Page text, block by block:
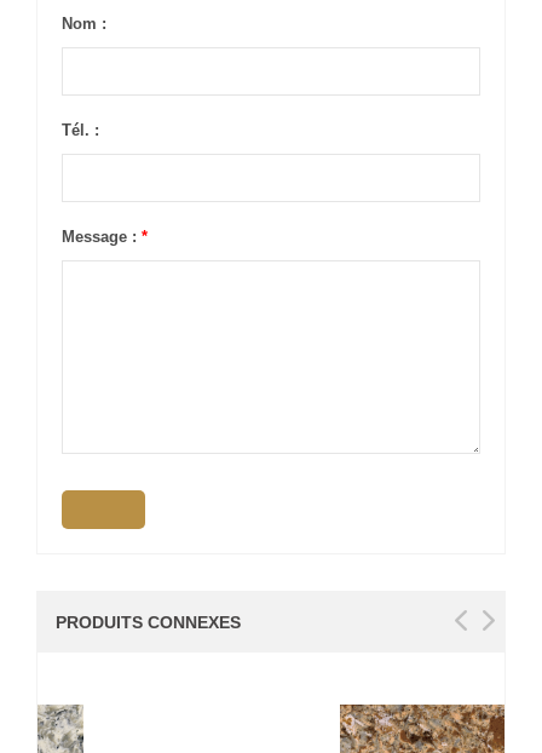
Nom :
Tél. :
Message : *
PRODUITS CONNEXES